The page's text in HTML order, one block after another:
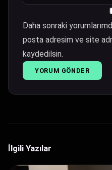
Daha sonraki
posta adresim ve site
kaydedilsin.
İlgili Yazılar